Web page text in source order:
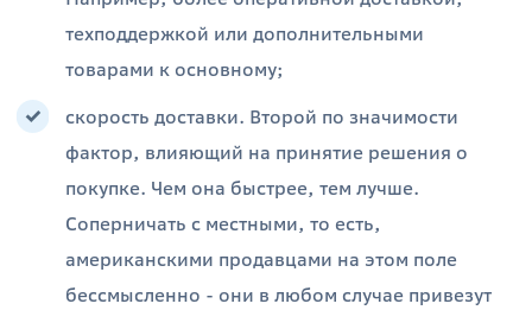
техподдержкой или дополнительными
товарами к основному;
скорость доставки. Второй по значимости
фактор, влияющий на принятие решения о
покупке. Чем она быстрее, тем лучше.
Соперничать с местными, то есть,
американскими продавцами на этом поле
бессмысленно - они в любом случае привезут